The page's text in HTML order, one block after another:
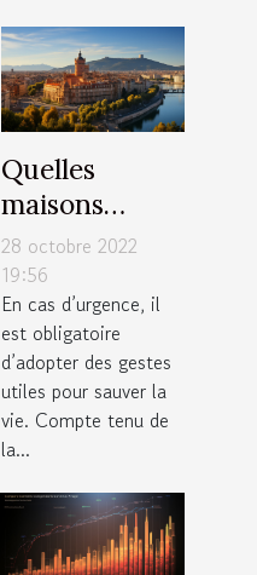
Quelles
maisons
médicales de
garde
contacter à
Toulouse ?
28 octobre 2022
19:56
En cas d’urgence, il
est obligatoire
d’adopter des gestes
utiles pour sauver la
vie. Compte tenu de
la...